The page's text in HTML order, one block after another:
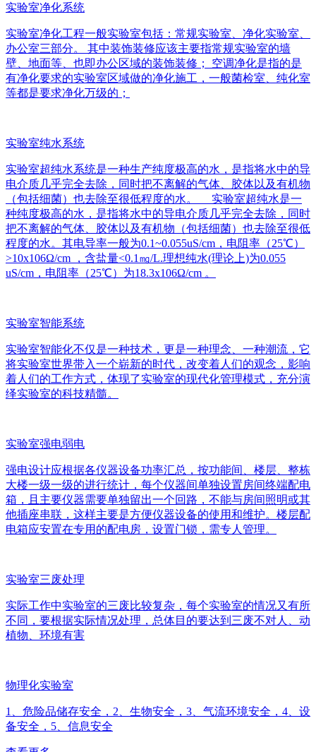
实验室净化系统
实验室净化工程一般实验室包括：常规实验室、净化实验室、
办公室三部分。 其中装饰装修应该主要指常规实验室的墙
壁、地面等、也即办公区域的装饰装修； 空调净化是指的是
有净化要求的实验室区域做的净化施工，一般菌检室、纯化室
等都是要求净化万级的；
实验室纯水系统
实验室超纯水系统是一种生产纯度极高的水，是指将水中的导
电介质几乎完全去除，同时把不离解的气体、胶体以及有机物
（包括细菌）也去除至很低程度的水。 实验室超纯水是一
种纯度极高的水，是指将水中的导电介质几乎完全去除，同时
把不离解的气体、胶体以及有机物（包括细菌）也去除至很低
程度的水。其电导率一般为0.1~0.055uS/cm，电阻率（25℃）
>10x106Ω/cm ，含盐量<0.1㎎/L.理想纯水(理论上)为0.055
uS/cm，电阻率（25℃）为18.3x106Ω/cm 。
实验室智能系统
实验室智能化不仅是一种技术，更是一种理念、一种潮流，它
将实验室世界带入一个崭新的时代，改变着人们的观念，影响
着人们的工作方式，体现了实验室的现代化管理模式，充分演
绎实验室的科技精髓。
实验室强电弱电
强电设计应根据各仪器设备功率汇总，按功能间、楼层、整栋
大楼一级一级的进行统计，每个仪器间单独设置房间终端配电
箱，且主要仪器需要单独留出一个回路，不能与房间照明或其
他插座串联，这样主要是方便仪器设备的使用和维护。楼层配
电箱应安置在专用的配电房，设置门锁，需专人管理。
实验室三废处理
实际工作中实验室的三废比较复杂，每个实验室的情况又有所
不同，要根据实际情况处理，总体目的要达到三废不对人、动
植物、环境有害
物理化实验室
1、危险品储存安全，2、生物安全，3、气流环境安全，4、设
备安全，5、信息安全